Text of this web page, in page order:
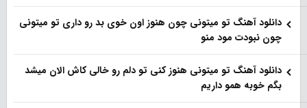
دانلود آهنگ تو میتونی چون هنوز اون خوی بد رو داری تو میتونی
چون نبودت مود منو
دانلود آهنگ تو میتونی هنوز کنی تو دلم رو خالی کاش الان میشد
بگم خوبه همو داریم